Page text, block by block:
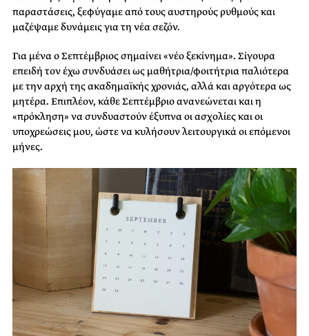
παραστάσεις, ξεφύγαμε από τους αυστηρούς ρυθμούς και
μαζέψαμε δυνάμεις για τη νέα σεζόν.
Για μένα ο Σεπτέμβριος σημαίνει «νέο ξεκίνημα». Σίγουρα
επειδή τον έχω συνδυάσει ως μαθήτρια/φοιτήτρια παλιότερα
με την αρχή της ακαδημαϊκής χρονιάς, αλλά και αργότερα ως
μητέρα. Επιπλέον, κάθε Σεπτέμβριο ανανεώνεται και η
«πρόκληση» να συνδυαστούν έξυπνα οι ασχολίες και οι
υποχρεώσεις μου, ώστε να κυλήσουν λειτουργικά οι επόμενοι
μήνες.